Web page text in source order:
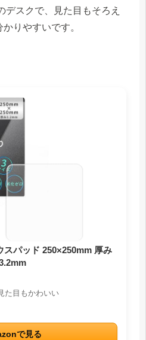
デスクで、見た目もそろえ
りやすいです。
パッド 250×250mm 厚み
た目もかわいい
で見る